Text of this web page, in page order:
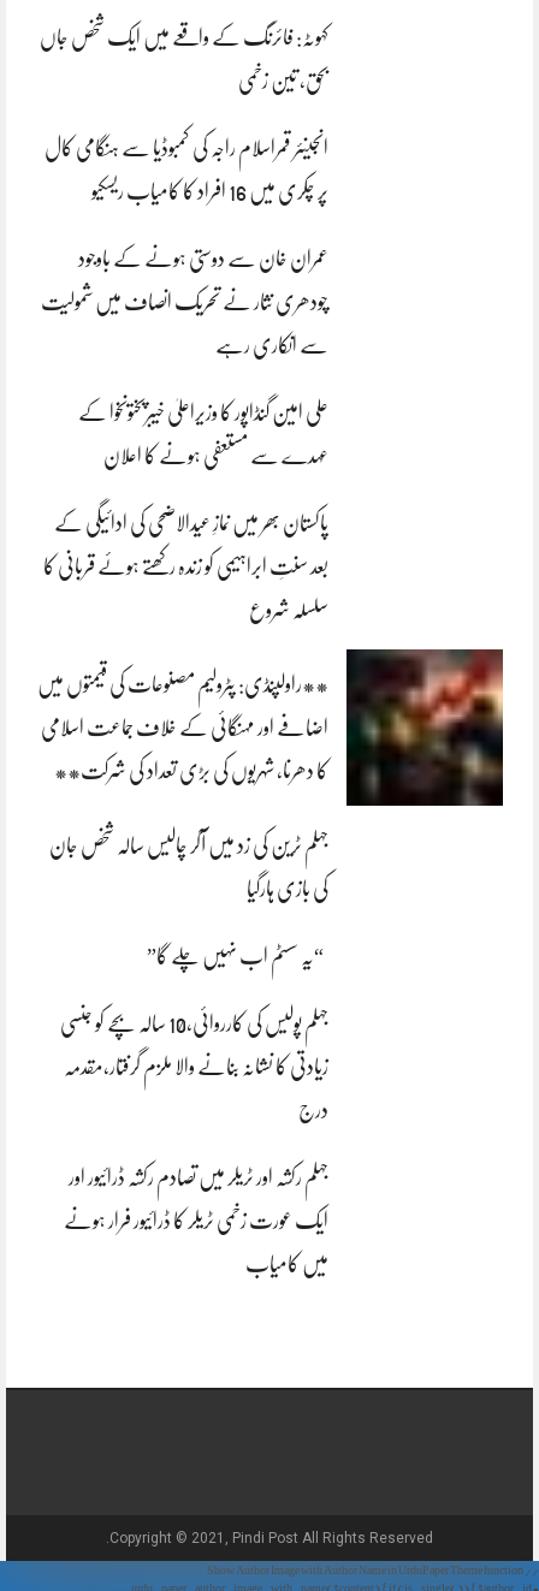
کہوٹہ: فائرنگ کے واقعے میں ایک شخص جاں
بحق، تین زخمی
انجینئر قمراسلام راجہ کی کمبوڈیا سے ہنگامی کال
پر چکری میں 16 افراد کا کامیاب ریسکیو
عمران خان سے دوستی ہونے کے باوجود
چودھری نثار نے تحریک انصاف میں شمولیت
سے انکاری رہے
علی امین گنڈاپور کا وزیراعلیٰ خیبرپختونخوا کے
عہدے سے مستعفی ہونے کا اعلان
پاکستان بھر میں نمازِ عیدالاضحی کی ادائیگی کے
بعد سنتِ ابراہیمی کو زندہ رکھتے ہوئے قربانی کا
سلسلہ شروع
**راولپنڈی: پٹرولیم مصنوعات کی قیمتوں میں
اضافے اور مہنگائی کے خلاف جماعت اسلامی
کا دھرنا، شہریوں کی بڑی تعداد کی شرکت**
جہلم ٹرین کی زد میں آکر چالیس سالہ شخص جان
کی بازی ہارگیا
“یہ سسٹم اب نہیں چلے گا”
جہلم پولیس کی کارروائی،10 سالہ بچے کو جنسی
زیادتی کا نشانہ بنانے والا ملزم گرفتار،مقدمہ
درج
جہلم رکشہ اور ٹریلر میں تصادم رکشہ ڈرائیور اور
ایک عورت زخمی ٹریلر کا ڈرائیور فرار ہونے
میں کامیاب
Copyright © 2021, Pindi Post All Rights Reserved.
// Show Author Image with Author Name in UrduPaper Theme function
urdu_paper_author_image_with_name($content) { if (is_single()) { $author_id =